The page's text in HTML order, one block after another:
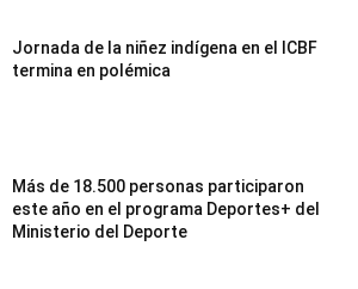
Jornada de la niñez indígena en el ICBF
termina en polémica
Más de 18.500 personas participaron
este año en el programa Deportes+ del
Ministerio del Deporte